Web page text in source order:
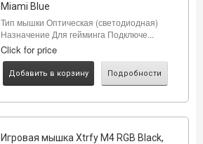
Miami Blue
Тип мышки Оптическая (светодиодная)
Назначение Для гейминга Подключе...
Click for price
Добавить в корзину Подробности
Игровая мышка Xtrfy M4 RGB Black,